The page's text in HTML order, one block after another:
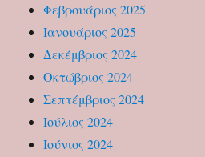
Φεβρουάριος 2025
Ιανουάριος 2025
Δεκέμβριος 2024
Οκτώβριος 2024
Σεπτέμβριος 2024
Ιούλιος 2024
Ιούνιος 2024